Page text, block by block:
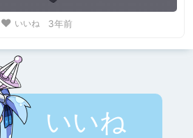
いいね 3年前
いいね